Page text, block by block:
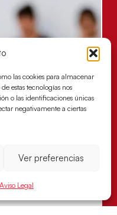
las cookies para almacenar
estas tecnologías nos
o las identificaciones únicas
negativamente a ciertas
Ver preferencias
Aviso Legal
les ha dado el pase